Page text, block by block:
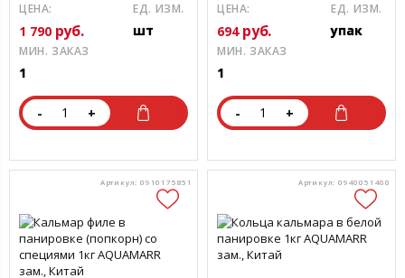
ЦЕНА:
1 790 руб. шт
ЕД. ИЗМ.
1
МИН. ЗАКАЗ
- +
ЦЕНА:
694 руб. упак
ЕД. ИЗМ.
1
МИН. ЗАКАЗ
- +
Артикул: 0910175851 Артикул: 0940051460